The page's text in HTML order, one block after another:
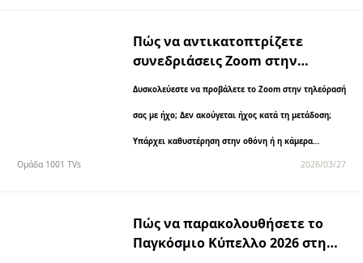
Πώς να αντικατοπτρίζετε
συνεδριάσεις Zoom στην
Δυσκολεύεστε να προβάλετε το Zoom στην τηλεόρασή
σας με ήχο; Δεν ακούγεται ήχος κατά τη μετάδοση;
Υπάρχει καθυστέρηση στην οθόνη ή η κάμερα
εμφανίζεται πλάγια; Αυτός ο οδηγός σας δείχνει πώς
Ομάδα 1001 TVs 2026/03/27
Πώς να παρακολουθήσετε το
Παγκόσμιο Κύπελλο 2026 στη